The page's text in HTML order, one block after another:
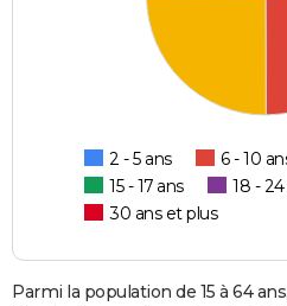
2 - 5 ans 6 - 10
15 - 17 ans
18 -
30 ans et plus
Parmi la population de 15 à 64